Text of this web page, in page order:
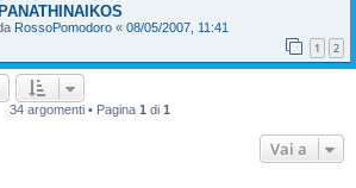
RossoPomodoro « 08/05/2007, 11:41
1 2
34 argomenti • Pagina 1 di 1
Vai a